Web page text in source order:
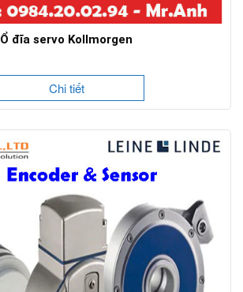
Ổ đĩa servo Kollmorgen
Chi tiết